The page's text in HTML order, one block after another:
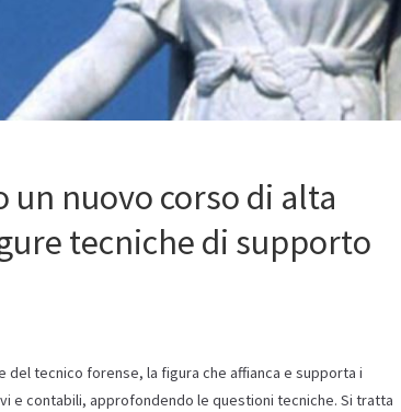
un nuovo corso di alta
tecniche di supporto
tecnico forense, la figura che affianca e supporta i
e contabili, approfondendo le questioni tecniche. Si tratta